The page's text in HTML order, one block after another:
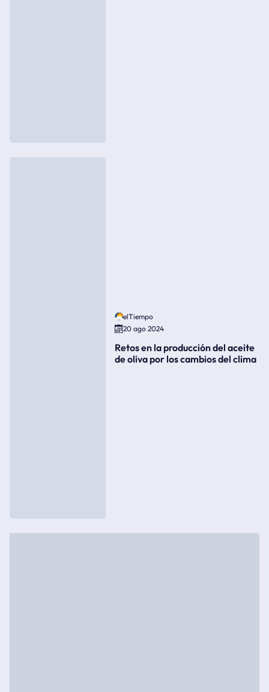
elTiempo
20 ago 2024
Retos en la producción del aceite
de oliva por los cambios del clima